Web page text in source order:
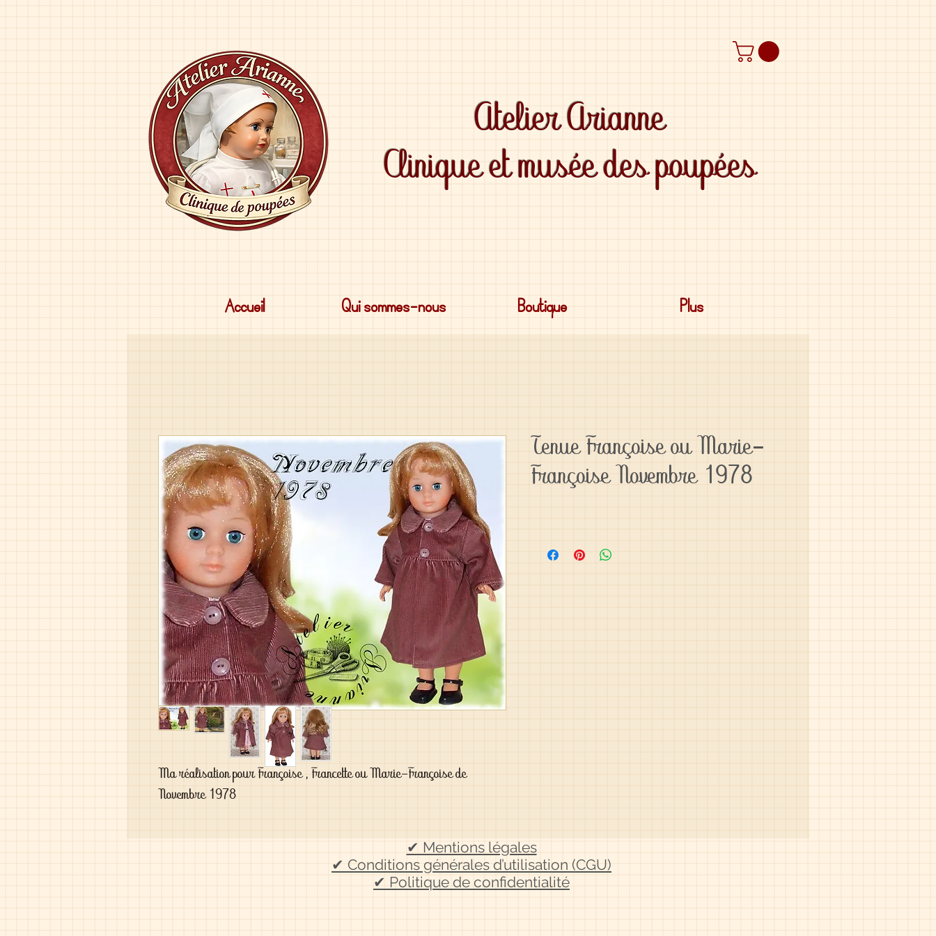
Atelier Arianne
Clinique et musée des poupées
Accueil Qui sommes-nous Boutique Plus
Ma réalisation pour Françoise , Francette ou Marie-Françoise de
Novembre 1978
Tenue Françoise ou Marie-
Françoise Novembre 1978
✔ Mentions légales
✔ Conditions générales d’utilisation (CGU)
✔ Politique de confidentialité